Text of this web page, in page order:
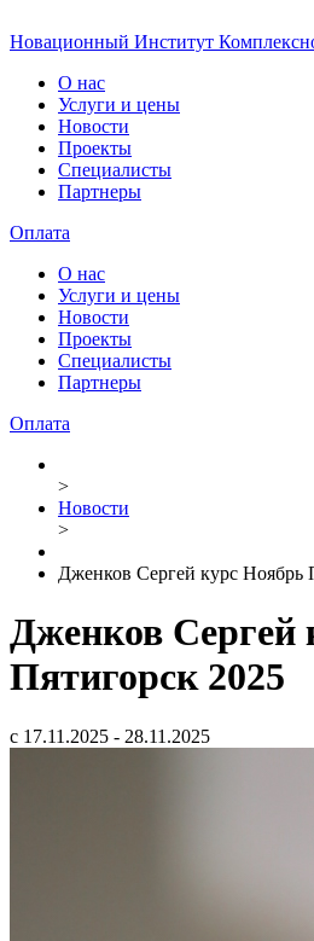
Новационный Институт
О нас
Услуги и цены
Новости
Проекты
Специалисты
Партнеры
Оплата
О нас
Услуги и цены
Новости
Проекты
Специалисты
Партнеры
Оплата
>
Новости
>
Дженков Сергей курс Ноябрь
Дженков Сергей
Пятигорск 2025
с 17.11.2025 - 28.11.2025